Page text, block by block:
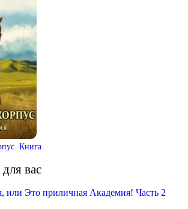
Книга
вас
или Это приличная Академия! Часть 2